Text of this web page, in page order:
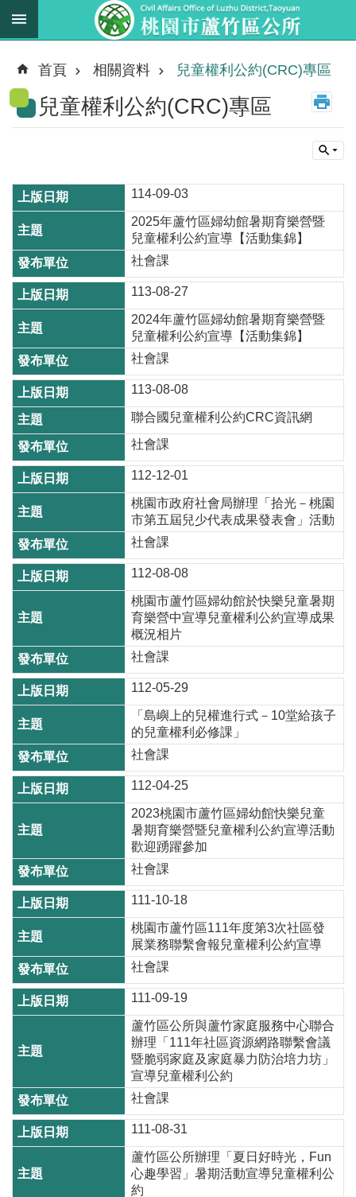
跳到主要內容區塊
新
消
息
掌
法
資
料
進
搜
尋
蘆
竹
區
介
紹
訊
息
告
生
活
便
民
資
訊
機
關
訊
錄
相
關
資
料
回
首
網
導
覽
市
政
信
首頁 相關資料 兒童權利公約(CRC)專區
兒童權利公約(CRC)專區
114-09-03
2025年蘆竹區婦幼館暑期育樂營暨
兒童權利公約宣導【活動集錦】
社會課
113-08-27
2024年蘆竹區婦幼館暑期育樂營暨
兒童權利公約宣導【活動集錦】
社會課
113-08-08
聯合國兒童權利公約CRC資訊網
社會課
112-12-01
桃園市政府社會局辦理「拾光－桃園
市第五屆兒少代表成果發表會」活動
社會課
112-08-08
桃園市蘆竹區婦幼館於快樂兒童暑期
育樂營中宣導兒童權利公約宣導成果
概況相片
社會課
112-05-29
「島嶼上的兒權進行式－10堂給孩子
的兒童權利必修課」
社會課
112-04-25
2023桃園市蘆竹區婦幼館快樂兒童
暑期育樂營暨兒童權利公約宣導活動
歡迎踴躍參加
社會課
111-10-18
桃園市蘆竹區111年度第3次社區發
展業務聯繫會報兒童權利公約宣導
社會課
111-09-19
蘆竹區公所與蘆竹家庭服務中心聯合
辦理「111年社區資源網路聯繫會議
暨脆弱家庭及家庭暴力防治培力坊」
宣導兒童權利公約
社會課
111-08-31
蘆竹區公所辦理「夏日好時光，Fun
心趣學習」暑期活動宣導兒童權利公
約